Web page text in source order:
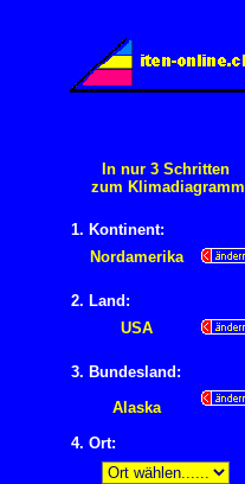
In nur 3 Schritten
zum Klimadiagramm
1. Kontinent:
Nordamerika
2. Land:
USA
3. Bundesland:
Alaska
4. Ort: